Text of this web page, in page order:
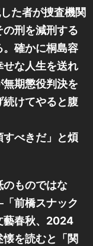
た者が捜査機関
刑を減刑する
。確かに桐島容
な人生を送れ
期懲役判決を
けてやると腹
べきだ」と煩
のものではな
前橋スナック
藝春秋、2024
を読むと「関